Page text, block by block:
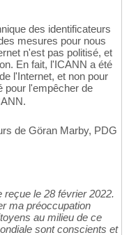
des identificateurs
mesures pour nous
n'est pas politisé, et
En fait, l'ICANN a été
l'Internet, et non pour
pour l'empêcher de
de Göran Marby, PDG
le 28 février 2022.
ma préoccupation
au milieu de ce
sont conscients et